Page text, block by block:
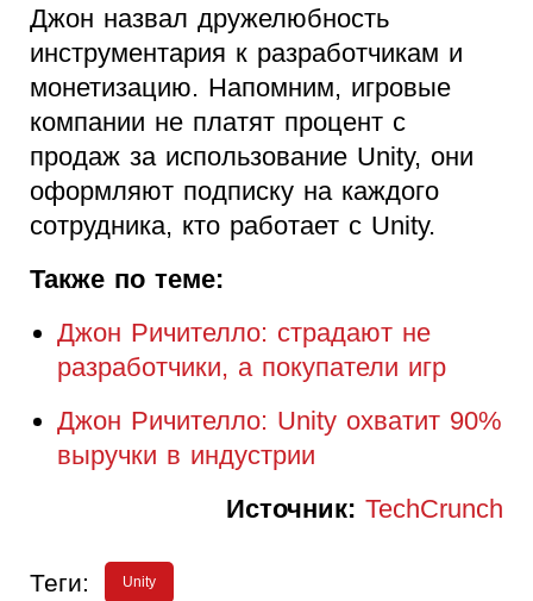
Джон назвал дружелюбность
инструментария к разработчикам и
монетизацию. Напомним, игровые
компании не платят процент с
продаж за использование Unity, они
оформляют подписку на каждого
сотрудника, кто работает с Unity.
Также по теме:
Джон Ричителло: страдают не
разработчики, а покупатели игр
Джон Ричителло: Unity охватит 90%
выручки в индустрии
Источник: TechCrunch
Теги: Unity